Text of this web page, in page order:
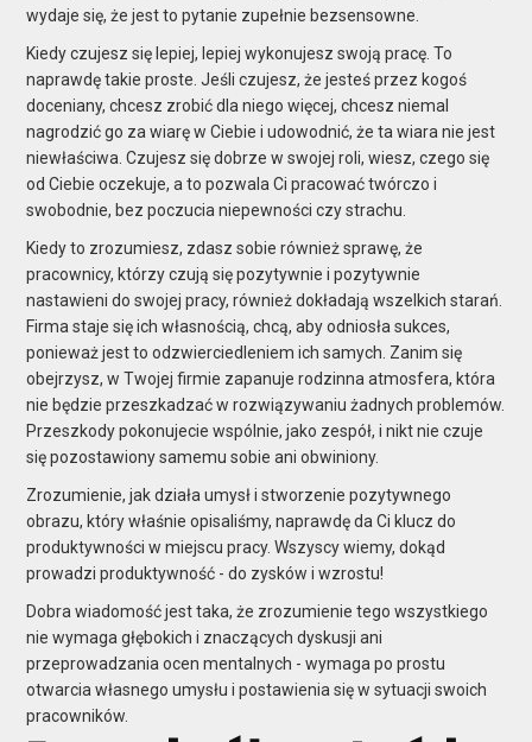
wydaje się, że jest to pytanie zupełnie bezsensowne.
Kiedy czujesz się lepiej, lepiej wykonujesz swoją pracę. To
naprawdę takie proste. Jeśli czujesz, że jesteś przez kogoś
doceniany, chcesz zrobić dla niego więcej, chcesz niemal
nagrodzić go za wiarę w Ciebie i udowodnić, że ta wiara nie jest
niewłaściwa. Czujesz się dobrze w swojej roli, wiesz, czego się
od Ciebie oczekuje, a to pozwala Ci pracować twórczo i
swobodnie, bez poczucia niepewności czy strachu.
Kiedy to zrozumiesz, zdasz sobie również sprawę, że
pracownicy, którzy czują się pozytywnie i pozytywnie
nastawieni do swojej pracy, również dokładają wszelkich starań.
Firma staje się ich własnością, chcą, aby odniosła sukces,
ponieważ jest to odzwierciedleniem ich samych. Zanim się
obejrzysz, w Twojej firmie zapanuje rodzinna atmosfera, która
nie będzie przeszkadzać w rozwiązywaniu żadnych problemów.
Przeszkody pokonujecie wspólnie, jako zespół, i nikt nie czuje
się pozostawiony samemu sobie ani obwiniony.
Zrozumienie, jak działa umysł i stworzenie pozytywnego
obrazu, który właśnie opisaliśmy, naprawdę da Ci klucz do
produktywności w miejscu pracy. Wszyscy wiemy, dokąd
prowadzi produktywność - do zysków i wzrostu!
Dobra wiadomość jest taka, że zrozumienie tego wszystkiego
nie wymaga głębokich i znaczących dyskusji ani
przeprowadzania ocen mentalnych - wymaga po prostu
otwarcia własnego umysłu i postawienia się w sytuacji swoich
pracowników.